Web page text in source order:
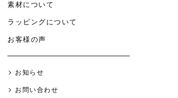
素材について
ラッピングについて
お客様の声
お知らせ
お問い合わせ